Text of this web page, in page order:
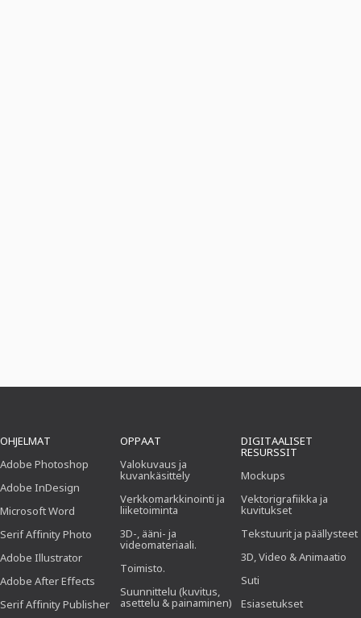
OHJELMAT
Adobe Photoshop
Adobe InDesign
Microsoft Word
Serif Affinity Photo
Adobe Illustrator
Adobe After Effects
Serif Affinity Publisher
OPPAAT
Valokuvaus ja
kuvankäsittely
Verkkomarkkinointi ja
liiketoiminta
3D-, ääni- ja
videomateriaali.
Toimisto.
Suunnittelu (kuvitus,
asettelu & painaminen)
DIGITAALISET
RESURSSIT
Mockups
Vektorigrafiikka ja
kuvitukset
Tekstuurit ja päällysteet
3D, Video & Animaatio
Suti
Esiasetukset